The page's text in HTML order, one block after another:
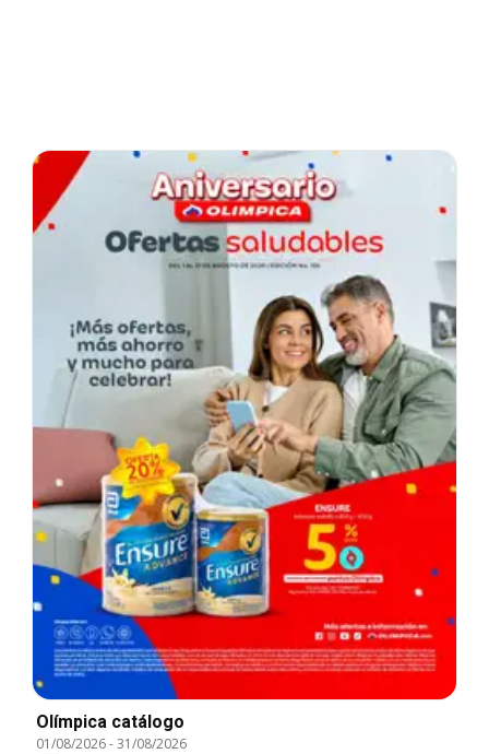
Olímpica catálogo
01/08/2026-31/08/2026